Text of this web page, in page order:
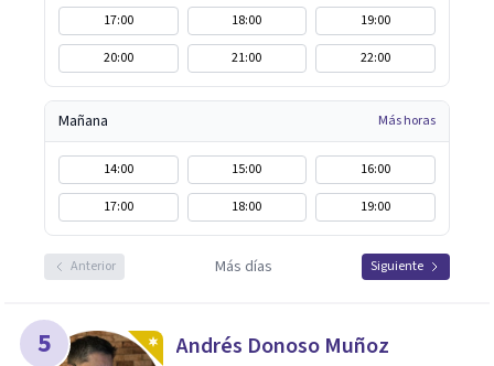
17:00 18:00
19:00
20:00
21:00 22:00
Mañana Más horas
14:00 15:00
16:00
17:00
18:00 19:00
Anterior Más días Siguiente
5 Andrés Donoso Muñoz